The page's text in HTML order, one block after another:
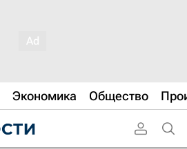
Экономика Общество